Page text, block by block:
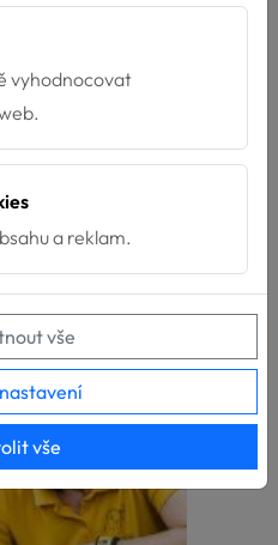
Hafíka
týmů, které
služeb
vyhodnocovat
a reklam.
vše
vše